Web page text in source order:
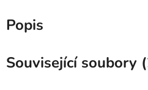
Popis
Související soubory